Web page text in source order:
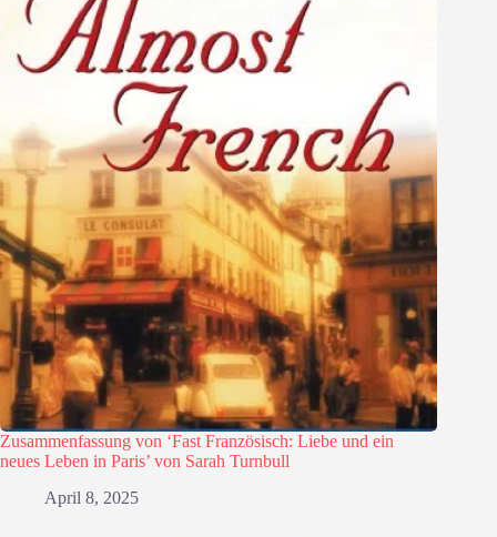
Zusammenfassung von ‘Fast Französisch: Liebe und ein
neues Leben in Paris’ von Sarah Turnbull
April 8, 2025